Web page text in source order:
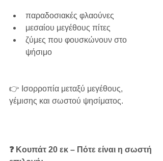
παραδοσιακές φλαούνες
μεσαίου μεγέθους πίτες
ζύμες που φουσκώνουν στο
ψήσιμο
👉 Ισορροπία μεταξύ μεγέθους,
γέμισης και σωστού ψησίματος.
❓ Κουπάτ 20 εκ – Πότε είναι η σωστή